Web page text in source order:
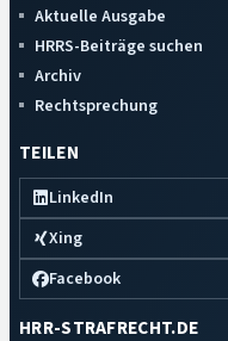
Aktuelle Ausgabe
HRRS-Beiträge suchen
Archiv
Rechtsprechung
TEILEN
LinkedIn
Xing
Facebook
HRR-STRAFRECHT.DE